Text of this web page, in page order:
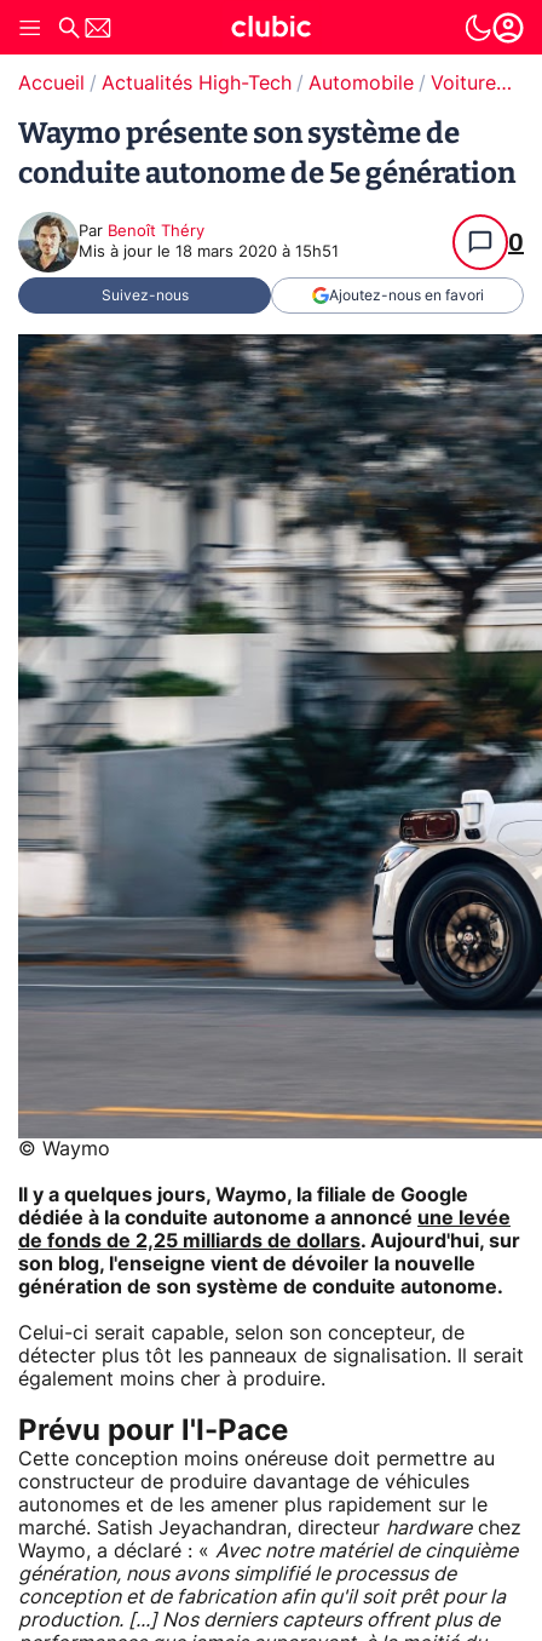
Accueil Actualités High-Tech Automobile Voitures autonomes
Waymo présente son système de
conduite autonome de 5e génération
Par Benoît Théry
Mis à jour le 18 mars 2020 à 15h51 0
Suivez-nous Ajoutez-nous en favori
© Waymo
Il y a quelques jours, Waymo, la filiale de Google
dédiée à la conduite autonome a annoncé une levée
de fonds de 2,25 milliards de dollars. Aujourd'hui, sur
son blog, l'enseigne vient de dévoiler la nouvelle
génération de son système de conduite autonome.
Celui-ci serait capable, selon son concepteur, de
détecter plus tôt les panneaux de signalisation. Il serait
également moins cher à produire.
Prévu pour l'I-Pace
Cette conception moins onéreuse doit permettre au
constructeur de produire davantage de véhicules
autonomes et de les amener plus rapidement sur le
marché. Satish Jeyachandran, directeur hardwarechez
Waymo, a déclaré : « Avec notre matériel de cinquième
génération, nous avons simplifié le processus de
conception et de fabrication afin qu'il soit prêt pour la
production. [...] Nos derniers capteurs offrent plus de